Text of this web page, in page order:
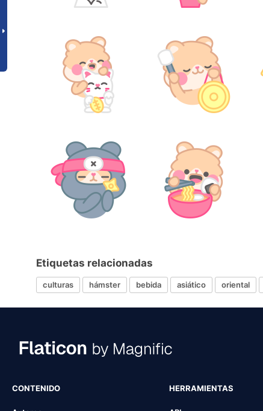
Etiquetas relacionadas
culturas hámster bebida asiático oriental
CONTENIDO HERRAMIENTAS